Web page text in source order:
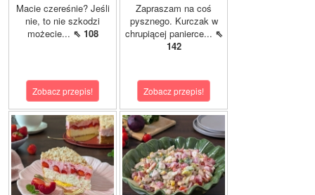
Macie czereśnie? Jeśli
nie, to nie szkodzi
możecie... ⇖ 108
Zobacz przepis!
Zapraszam na coś
pysznego. Kurczak w
chrupiącej panierce... ⇖
142
Zobacz przepis!